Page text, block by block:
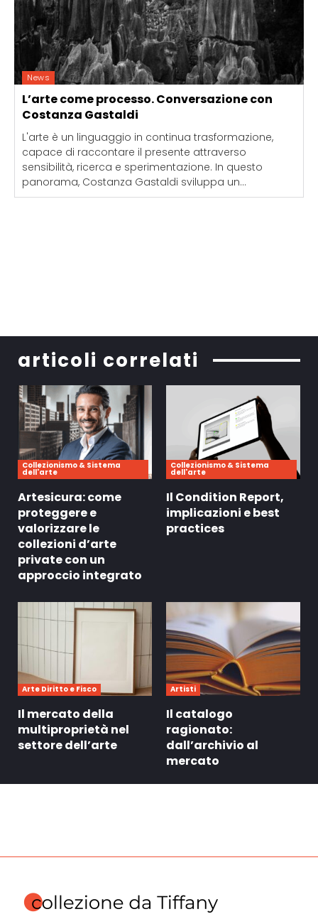
News
L’arte come processo. Conversazione con
Costanza Gastaldi
L'arte è un linguaggio in continua trasformazione,
capace di raccontare il presente attraverso
sensibilità, ricerca e sperimentazione. In questo
panorama, Costanza Gastaldi sviluppa un...
articoli correlati
Collezionismo & Sistema
dell'arte
Artesicura: come
proteggere e
valorizzare le
collezioni d’arte
private con un
approccio integrato
Collezionismo & Sistema
dell'arte
Il Condition Report,
implicazioni e best
practices
Arte Diritto e Fisco
Il mercato della
multiproprietà nel
settore dell’arte
Artisti
Il catalogo
ragionato:
dall’archivio al
mercato